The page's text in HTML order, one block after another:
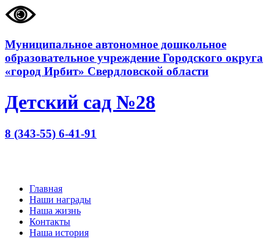
Муниципальное автономное дошкольное
образовательное учреждение Городского округа
«город Ирбит» Свердловской области
Детский сад №28
8 (343-55) 6-41-91
Главная
Наши награды
Наша жизнь
Контакты
Наша история